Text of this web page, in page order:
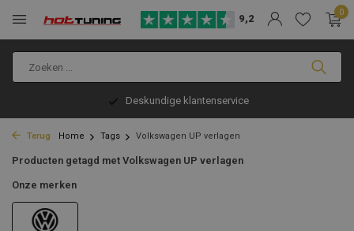
9,2
0
Deskundige klantenservice
Terug Home Tags Volkswagen UP verlagen
Producten getagd met Volkswagen UP verlagen
Onze merken